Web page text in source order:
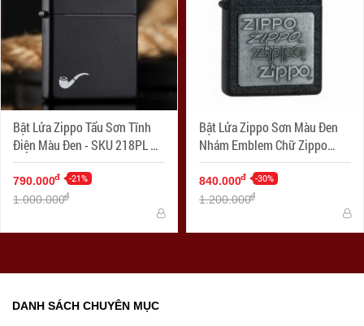
Bật Lửa Zippo Tẩu Sơn Tĩnh
Điện Màu Đen - SKU 218PL –
Zippo Black Matte Pipe
790.000đ -21%
1.000.000đ
Bật Lửa Zippo Sơn Màu Đen
Nhám Emblem Chữ Zippo
Trắng- Logo Zippo SKU 363 –
Zippo Pewter Emblem Black
Crackle
840.000đ -30%
1.200.000đ
DANH SÁCH CHUYÊN MỤC